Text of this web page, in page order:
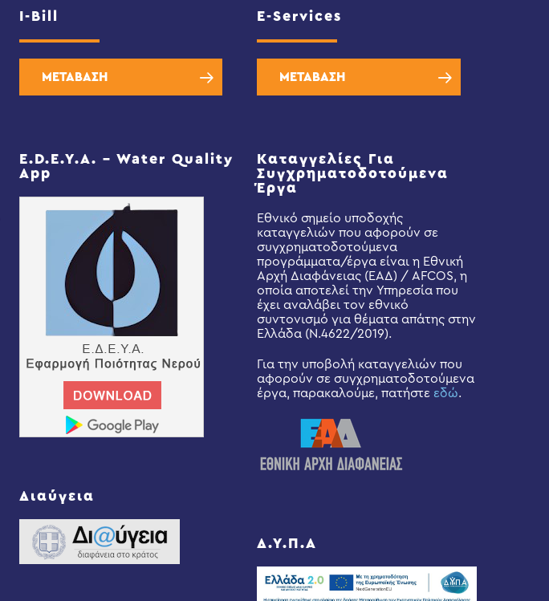
I-Bill
ΜΕΤΑΒΑΣΗ
E.D.E.Y.A. – Water Quality
App
Διαύγεια
E-Services
ΜΕΤΑΒΑΣΗ
Καταγγελίες Για
Συγχρηματοδοτούμενα
Έργα
Εθνικό σημείο υποδοχής
καταγγελιών που αφορούν σε
συγχρηματοδοτούμενα
προγράμματα/έργα είναι η Εθνική
Αρχή Διαφάνειας (ΕΑΔ) / AFCOS, η
οποία αποτελεί την Υπηρεσία που
έχει αναλάβει τον εθνικό
συντονισμό για θέματα απάτης στην
Ελλάδα (Ν.4622/2019).
Για την υποβολή καταγγελιών που
αφορούν σε συγχρηματοδοτούμενα
έργα, παρακαλούμε, πατήστε εδώ.
Δ.Υ.Π.Α